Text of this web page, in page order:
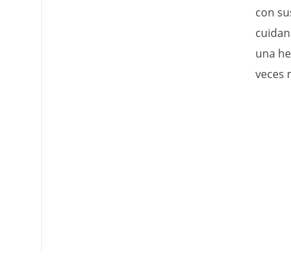
con
una
veces